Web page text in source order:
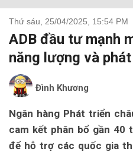
Thứ sáu, 25/04/2025, 15:54 PM
ADB đầu tư mạnh
năng lượng và
Đình Khương
Ngân hàng Phát triển
cam kết phân bổ gần 40
để hỗ trợ các quốc gia